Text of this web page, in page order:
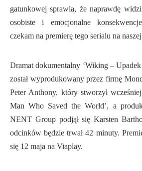
gatunkowej sprawia, że naprawdę
osobiste i emocjonalne
czekam na premierę tego serialu na
Dramat dokumentalny ‘Wiking –
został wyprodukowany przez firmę
Peter Anthony, który stworzył
Man Who Saved the World’, a
NENT Group podjął się Karsten
odcinków będzie trwał 42 minuty.
się 12 maja na Viaplay.